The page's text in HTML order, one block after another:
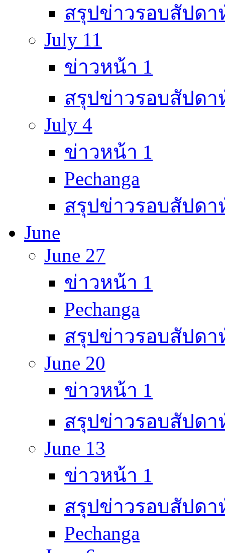
สรุปข่าวรอบสัปดา
July 11
ข่าวหน้า 1
สรุปข่าวรอบสัปดา
July 4
ข่าวหน้า 1
Pechanga
สรุปข่าวรอบสัปดา
June
June 27
ข่าวหน้า 1
Pechanga
สรุปข่าวรอบสัปดา
June 20
ข่าวหน้า 1
สรุปข่าวรอบสัปดา
June 13
ข่าวหน้า 1
สรุปข่าวรอบสัปดา
Pechanga